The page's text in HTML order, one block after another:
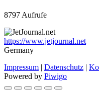
8797 Aufrufe
https://www.jetjournal.net
Germany
Impressum | Datenschutz |
Powered by Piwigo